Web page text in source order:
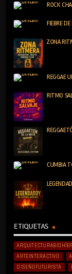
ROCK
FIEBRE
ZONA
REGGAE
RITMO
CUMBIA
ETIQUETAS
ARTEINTERACTIVO
DISEÑOFUTURISTA